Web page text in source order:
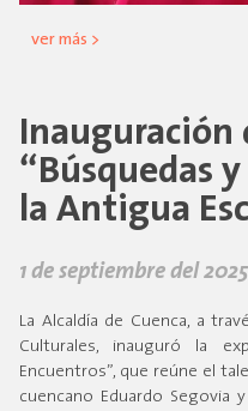
ver más >
Inauguración
“Búsquedas
la Antigua
1 de septiembre del 2025
La Alcaldía de Cuenca, a
Culturales, inauguró la
Encuentros”, que reúne el
cuencano Eduardo Segovia